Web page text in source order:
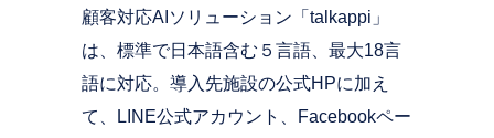
顧客対応AIソリューション「talkappi」
は、標準で日本語含む５言語、最大18言
語に対応。導入先施設の公式HPに加え
て、LINE公式アカウント、Facebookペー